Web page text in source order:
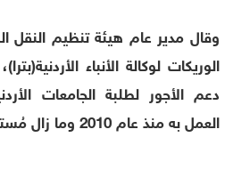
وقال مدير عام هيئة تنظيم النقل
الوريكات لوكالة الأنباء
دعم الأجور لطلبة الجامعات
العمل به منذ عام 2010 وما زال مُستمراً.